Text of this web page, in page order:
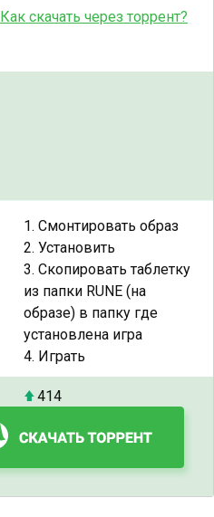
Как скачать через торрент?
1. Смонтировать образ
2. Установить
3. Скопировать таблетку
из папки RUNE (на
образе) в папку где
установлена игра
4. Играть
414
15
17.8 GB